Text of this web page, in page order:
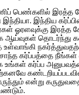
பெண்களில் இரத்த
இந்தியா. இந்திய
ஓரளவுக்கு இரத்த
ஆய்வுகள் தொடர்ந்து
கர்ப்பத்தை நீங்கள்
கர்ப்ப
என்று